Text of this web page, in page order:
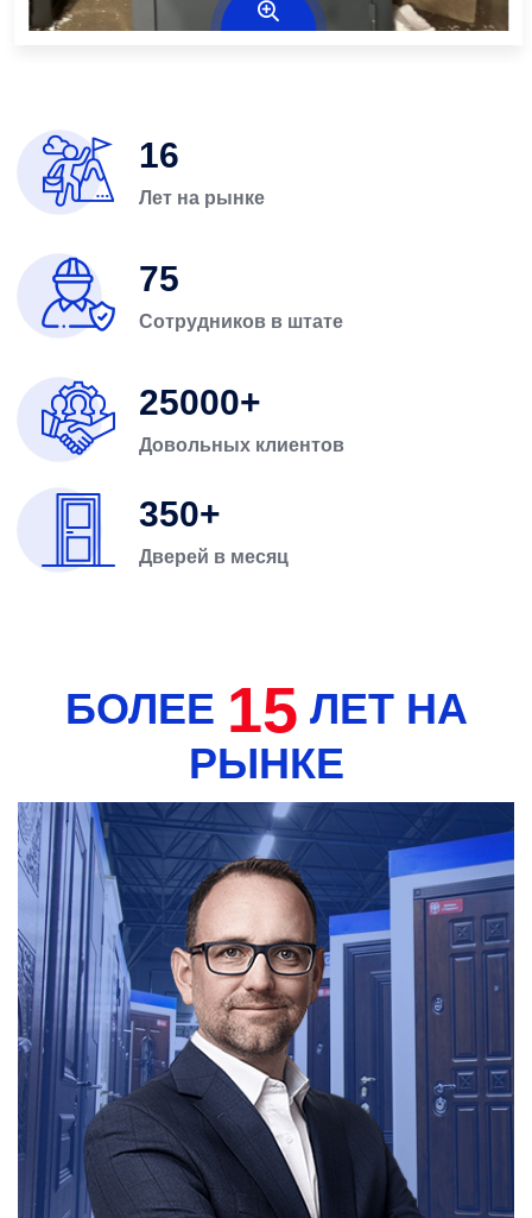
16
Лет на рынке
75
Сотрудников в штате
25000
Довольных клиентов
350
Дверей в месяц
БОЛЕЕ 15 ЛЕТ НА
РЫНКЕ